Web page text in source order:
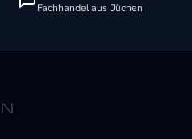
Fachhandel aus Jüchen